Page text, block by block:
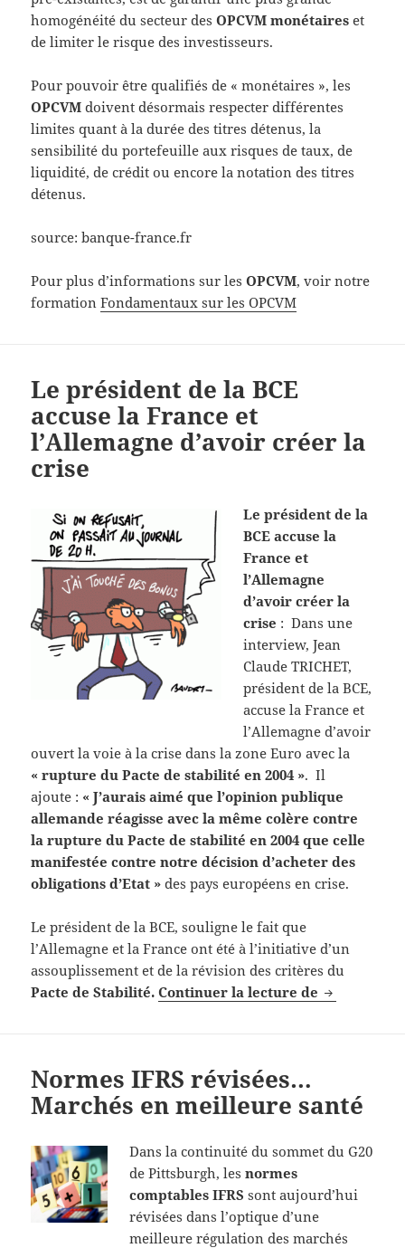
homogénéité du secteur desOPCVM monétaires et
de limiter le risque des investisseurs.
Pour pouvoir être qualifiés de « monétaires », les
OPCVM doivent désormais respecter différentes
limites quant à la durée des titres détenus, la
sensibilité du portefeuille aux risques de taux, de
liquidité, de crédit ou encore la notation des titres
détenus.
source: banque-france.fr
Pour plus d’informations sur lesOPCVM, voir notre
formationFondamentaux sur les OPCVM
Le président de la BCE
accuse la France et
l’Allemagne d’avoir créer la
crise
Le président de la
BCE accuse la
France et
l’Allemagne
d’avoir créer la
crise : Dans une
interview, Jean
Claude TRICHET,
président de la BCE,
accuse la France et
l’Allemagne d’avoir
ouvert la voie à la crise dans la zone Euro avec la
« rupture du Pacte de stabilité en 2004 ». Il
ajoute : « J’aurais aimé que l’opinion publique
allemande réagisse avec la même colère contre
la rupture du Pacte de stabilité en 2004 que celle
manifestée contre notre décision d’acheter des
obligations d’Etat » des pays européens en crise.
Le président de la BCE, souligne le fait que
l’Allemagne et la France ont été à l’initiative d’un
assouplissement et de la révision des critères du
Pacte de Stabilité.Continuer la lecture de Le
Normes IFRS révisées…
Marchés en meilleure santé
Dans la continuité du sommet du G20
de Pittsburgh, lesnormes
comptables IFRS sont aujourd’hui
révisées dans l’optique d’une
meilleure régulation des marchés